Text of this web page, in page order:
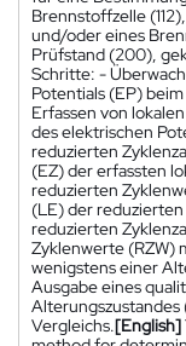
Brennstoffzelle
und/oder eines
Prüfstand (200),
Schritte: -
Potentials (EP)
Erfassen von
des elektrischen
reduzierten
(EZ) der erfassten
reduzierten
(LE) der
reduzierten
Zyklenwerte (RZW)
wenigstens einer
Ausgabe eines
Alterungszustandes
Vergleichs.[English]